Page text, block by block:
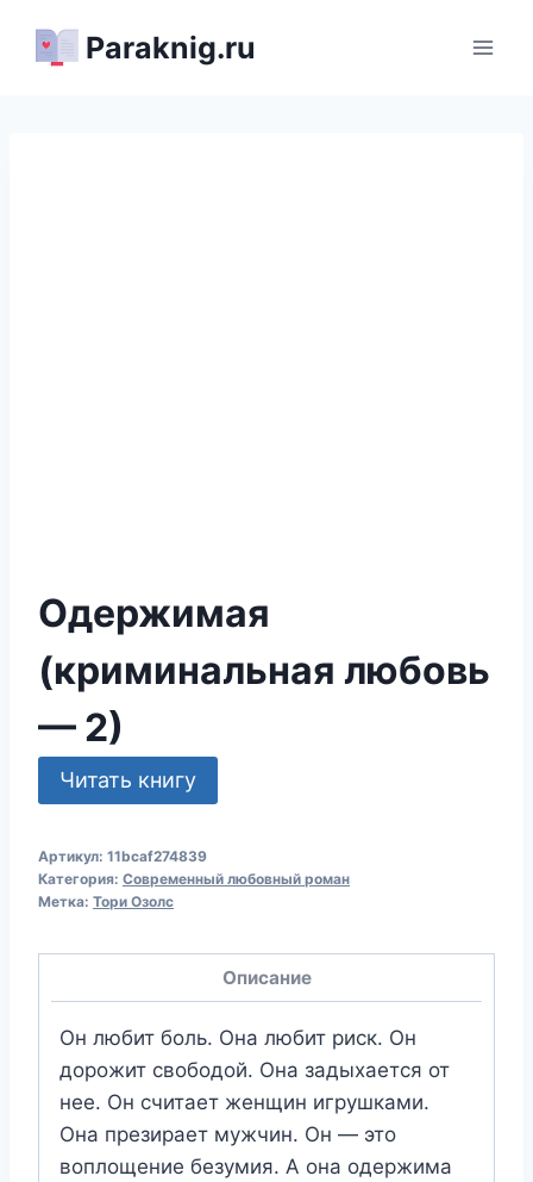
Paraknig.ru
Одержимая
(криминальная любовь
— 2)
Читать книгу
Артикул: 11bcaf274839
Категория: Современный любовный роман
Метка: Тори Озолс
Описание
Он любит боль. Она любит риск. Он
дорожит свободой. Она задыхается от
нее. Он считает женщин игрушками.
Она презирает мужчин. Он — это
воплощение безумия. А она одержима